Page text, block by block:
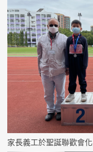
家長義工於聖誕聯歡會